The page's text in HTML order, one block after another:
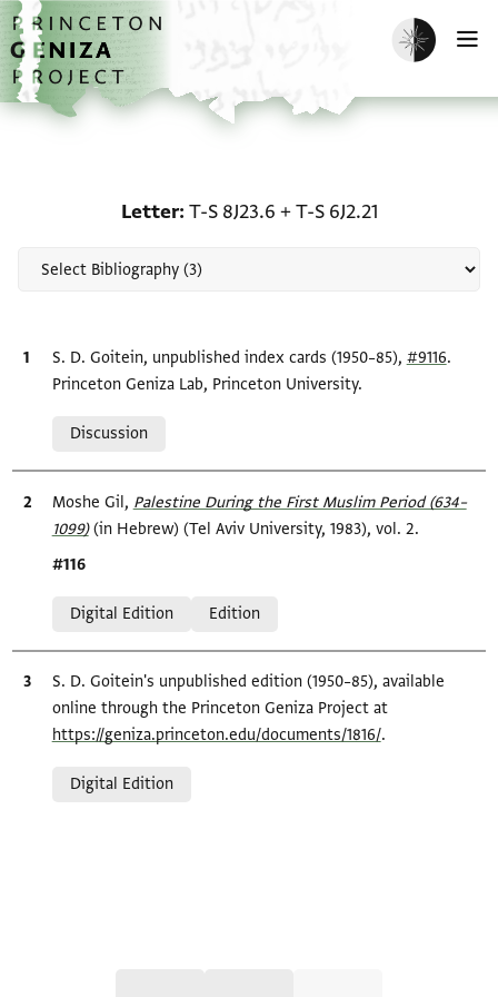
Skip to main content
home
Enable dark
Letter T-S 8J23.6 +T-S 6J2.21
Bibliographic citation
S. D. Goitein, unpublished index cards (1950–85), #9116.
Princeton Geniza Lab, Princeton University.
Discussion
Bibliographic citation
Moshe Gil, Palestine During the First Muslim Period (634–
1099)‎(in Hebrew) (Tel Aviv University, 1983), vol. 2.
Location in source
#116
Digital Edition
Edition
Bibliographic citation
S. D. Goitein's unpublished edition (1950–85), available
online through the Princeton Geniza Project at
https://geniza.princeton.edu/documents/1816/.
Digital Edition